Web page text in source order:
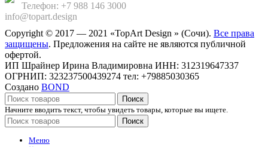
Телефон: +7 988 146 3000
info@topart.design
Copyright © 2017 — 2021 «TopArt Design » (Сочи). Все права
защищены. Предложения на сайте не являются публичной
офертой.
ИП Шрайнер Ирина Владимировна ИНН: 312319647337
ОГРНИП: 323237500439274 тел: +79885030365
Создано BOND
Поиск
Начните вводить текст, чтобы увидеть товары, которые вы ищете.
Поиск
Меню